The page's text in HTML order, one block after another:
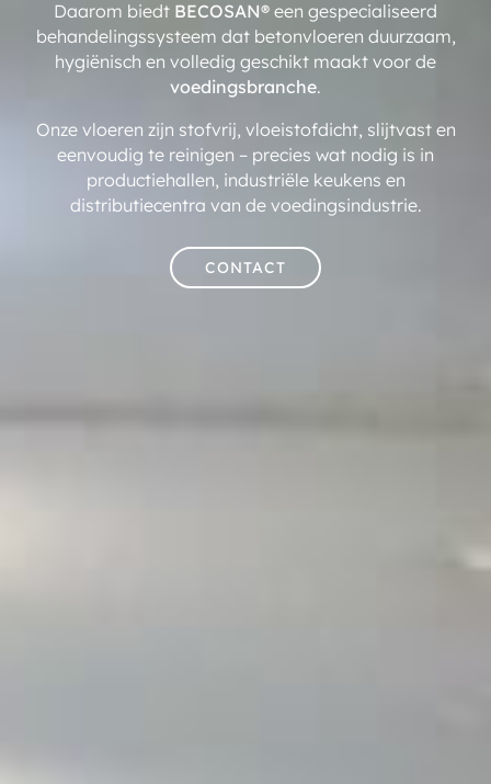
Daarom biedt BECOSAN® een gespecialiseerd
behandelingssysteem dat betonvloeren duurzaam,
hygiënisch en volledig geschikt maakt voor de
voedingsbranche.
Onze vloeren zijn stofvrij, vloeistofdicht, slijtvast en
eenvoudig te reinigen – precies wat nodig is in
productiehallen, industriële keukens en
distributiecentra van de voedingsindustrie.
CONTACT